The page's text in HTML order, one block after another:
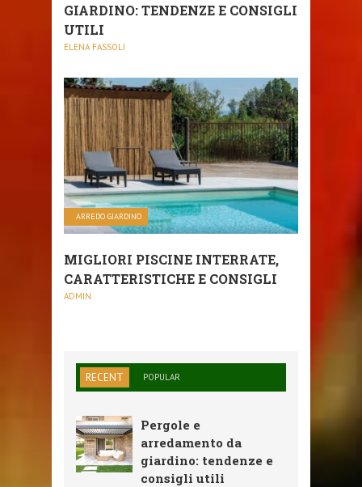
GIARDINO: TENDENZE E CONSIGLI
UTILI
ELENA FASSOLI
ARREDO GIARDINO
MIGLIORI PISCINE INTERRATE,
CARATTERISTICHE E CONSIGLI
ADMIN
RECENT POPULAR
Pergole e
arredamento da
giardino: tendenze e
consigli utili